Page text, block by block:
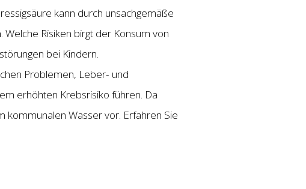
kann durch unsachgemäße
Risiken birgt der Konsum von
bei Kindern.
Problemen, Leber- und
erhöhten Krebsrisiko führen. Da
kommunalen Wasser vor. Erfahren Sie